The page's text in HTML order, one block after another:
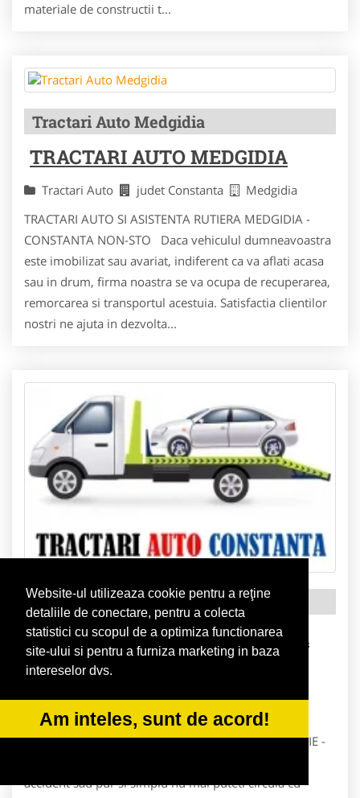
Website-ul utilizeaza cookie pentru a reţine
detaliile de conectare, pentru a colecta
statistici cu scopul de a optimiza functionarea
site-ului si pentru a furniza marketing in baza
intereselor dvs.
Am inteles, sunt de acord!
materiale de constructii t...
Tractari Auto Medgidia
TRACTARI AUTO MEDGIDIA
Tractari Auto judet Constanta
Medgidia
TRACTARI AUTO SI ASISTENTA RUTIERA MEDGIDIA -
CONSTANTA NON-STO Daca vehiculul dumneavoastra
este imobilizat sau avariat, indiferent ca va aflati acasa
sau in drum, firma noastra se va ocupa de recuperarea,
remorcarea si transportul acestuia. Satisfactia clientilor
nostri ne ajuta in dezvolta...
Tractari Auto Constanta
TRACTARI AUTO CONSTANTA
Tractari Auto
Tractari Auto • Asistenta Rutiera 24/7 | Transport
Autoturisme | Transport Utilaje TRACTARI AUTO SI
ASISTENTA RUTIERA CONSTANTA - MAMAIA - EFORIE -
accident sau pur si simplu nu mai puteti circula cu